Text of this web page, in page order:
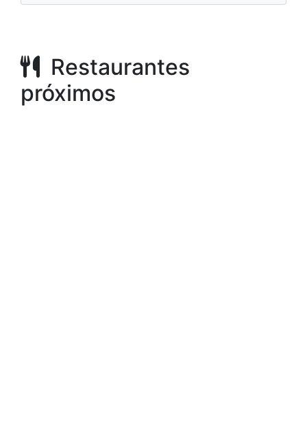
Restaurantes
próximos